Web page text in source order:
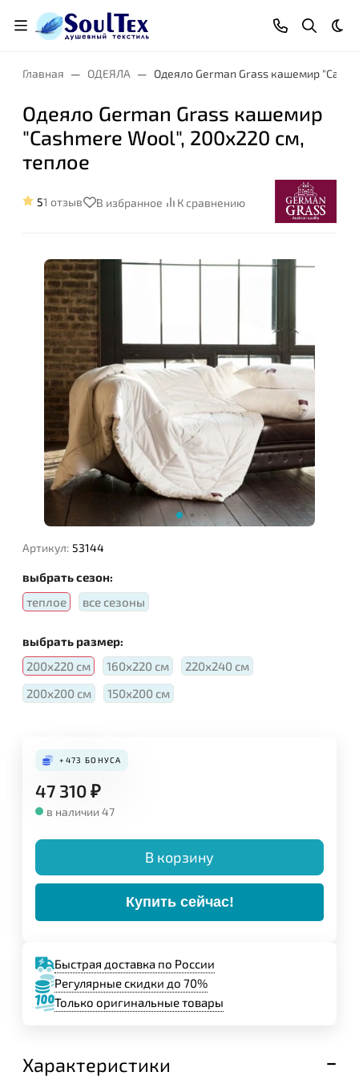
Главная ОДЕЯЛА Одеяло German Grass кашемир
Одеяло German Grass кашемир
"Cashmere Wool", 200x220 см,
теплое
51 отзыв В избранное К сравнению
Артикул: 53144
выбрать сезон:
теплое
все сезоны
выбрать размер:
200х220 см
160х220 см
220х240 см
200х200 см
150х200 см
+473 БОНУСА
47 310₽
в наличии 47
В корзину
Купить сейчас!
Быстрая доставка по России
Регулярные скидки до 70%
Только оригинальные товары
Характеристики
Наполнитель:
Имя